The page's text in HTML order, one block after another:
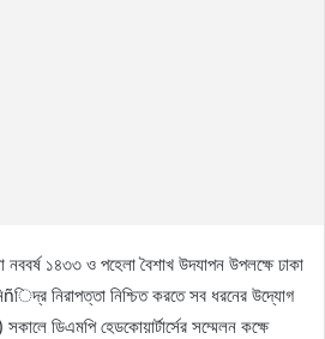
নববর্ষ ১৪৩৩ ও পহেলা বৈশাখ উদযাপন উপলক্ষে ঢাকা
নিরাপত্তা নিশ্চিত করতে সব ধরনের উদ্যোগ
ডিএমপি হেডকোয়ার্টার্সের সম্মেলন কক্ষে